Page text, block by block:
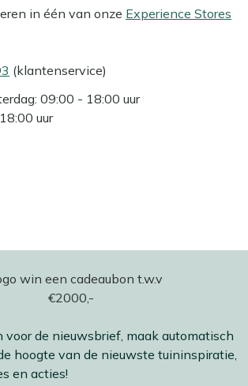
in één van onze Experience Stores
(klantenservice)
09:00 - 18:00 uur
uur
voor de nieuwsbrief, maak automatisch
hoogte van de nieuwste tuininspiratie,
en acties!